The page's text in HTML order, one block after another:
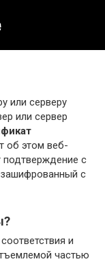
или серверу
или сервер
об этом веб-
подтверждение с
с
и
частью